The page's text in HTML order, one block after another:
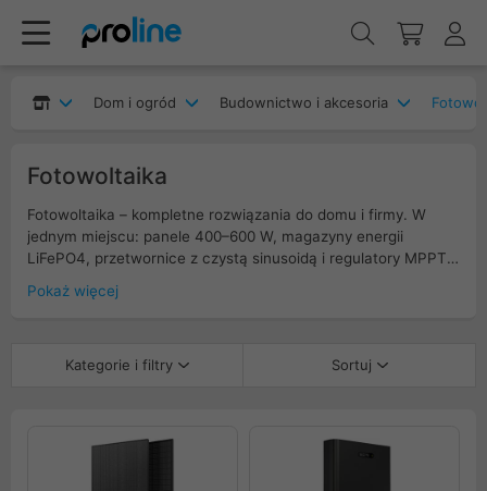
Dom i ogród Budownictwo i akcesoria
Fotowoltaika
Fotowoltaika – kompletne rozwiązania do domu i firmy. W
jednym miejscu: panele 400–600 W, magazyny energii
LiFePO4, przetwornice z czystą sinusoidą i regulatory MPPT o
montażu/serwisu oraz kable solarne i złącza MC4 (EN
szybka dostawa, wsparcie techniczne. Zwiększ
Pokaż więcej
Kategorie i filtry Sortuj